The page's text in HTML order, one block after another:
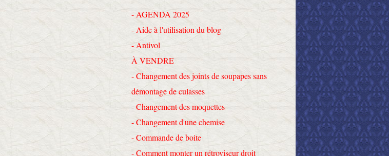
- AGENDA 2025
- Aide à l'utilisation du blog
- Antivol
À VENDRE
- Changement des joints de soupapes sans
démontage de culasses
- Changement des moquettes
- Changement d'une chemise
- Commande de boite
- Comment monter un rétroviseur droit